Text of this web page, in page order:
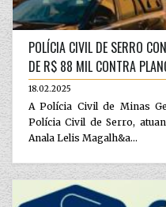
POLÍCIA CIVIL DE SERRO
DE R$ 88 MIL CONTRA
18.02.2025
A Polícia Civil de Minas
Polícia Civil de Serro,
Anala Lelis Magalh&a...